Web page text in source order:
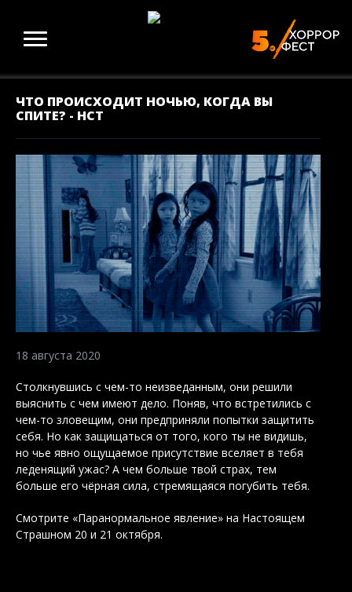
ЧТО ПРОИСХОДИТ НОЧЬЮ, КОГДА ВЫ
СПИТЕ? - НСТ
18 августа 2020
Столкнувшись с чем-то неизведанным, они решили
выяснить с чем имеют дело. Поняв, что встретились с
чем-то зловещим, они предприняли попытки защитить
себя. Но как защищаться от того, кого ты не видишь,
но чье явно ощущаемое присутствие вселяет в тебя
леденящий ужас? А чем больше твой страх, тем
больше его чёрная сила, стремящаяся погубить тебя.
Смотрите «Паранормальное явление» на Настоящем
Страшном 20 и 21 октября.